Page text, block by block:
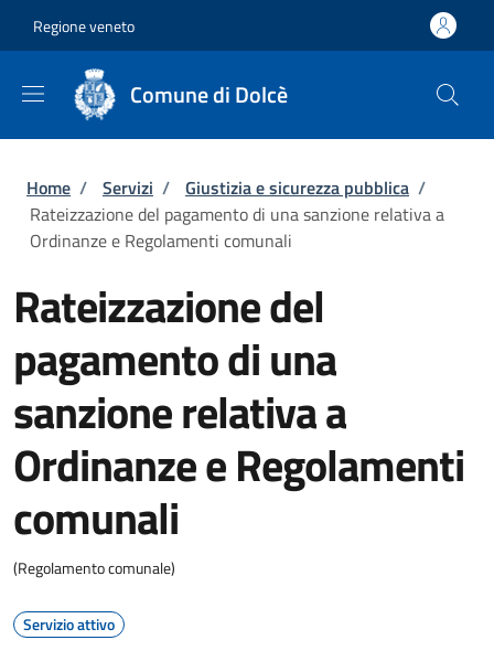
Regione veneto
Comune di Dolcè
Briciole di pane
Home / Servizi / Giustizia e sicurezza pubblica /
Rateizzazione del pagamento di una sanzione relativa a
Ordinanze e Regolamenti comunali
Rateizzazione del
pagamento di una
sanzione relativa a
Ordinanze e Regolamenti
comunali
(Regolamento comunale)
Servizio attivo